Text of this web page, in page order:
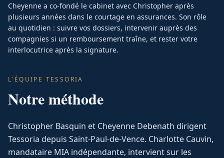
Cheyenne a co-fondé le cabinet avec Christopher après
plusieurs années dans le courtage en assurances. Son rôle
au quotidien : suivre vos dossiers, intervenir auprès des
compagnies si un remboursement traîne, et rester votre
interlocutrice après la signature.
L'ÉQUIPE TESSORIA
Notre méthode
Christopher Basquin et Cheyenne Debenath dirigent
Tessoria depuis Saint-Paul-de-Vence. Charlotte Cauvin,
mandataire MIA indépendante, intervient sur les